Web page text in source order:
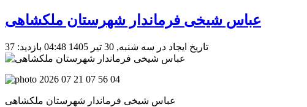
عباس شیخی فرماندار شهرستان ملکشاهی
تاریخ ایجاد در سه شنبه, 30 تیر 1405 04:48 بازدید: 37
عباس شیخی فرماندار شهرستان ملکشاهی